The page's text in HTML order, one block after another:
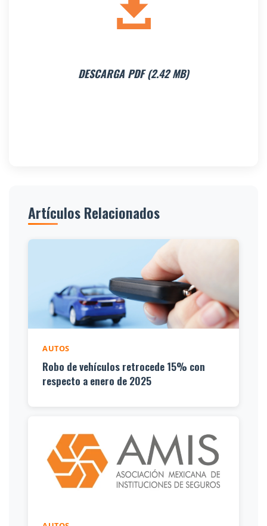
DESCARGA PDF (2.42 MB)
Artículos Relacionados
AUTOS
Robo de vehículos retrocede 15% con
respecto a enero de 2025